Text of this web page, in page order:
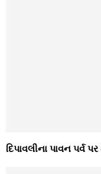
દિપાવલીના પાવન પર્વ